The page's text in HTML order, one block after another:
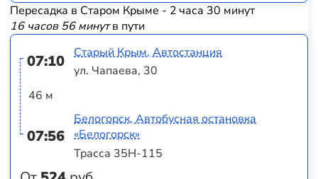
Пересадка в Старом Крыме - 2 часа 30 минут
16 часов 56 минутв пути
07:10
46 м
07:56
Старый Крым, Автостанция
ул. Чапаева, 30
Белогорск, Автобусная остановка
«Белогорск»
Трасса 35Н-115